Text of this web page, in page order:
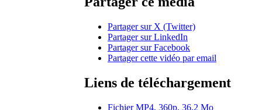
Partager sur X (Twitter)
Partager sur LinkedIn
Partager sur Facebook
Partager cette vidéo par email
Liens de téléchargement
Fichier MP4, 360p, 36.2 Mo